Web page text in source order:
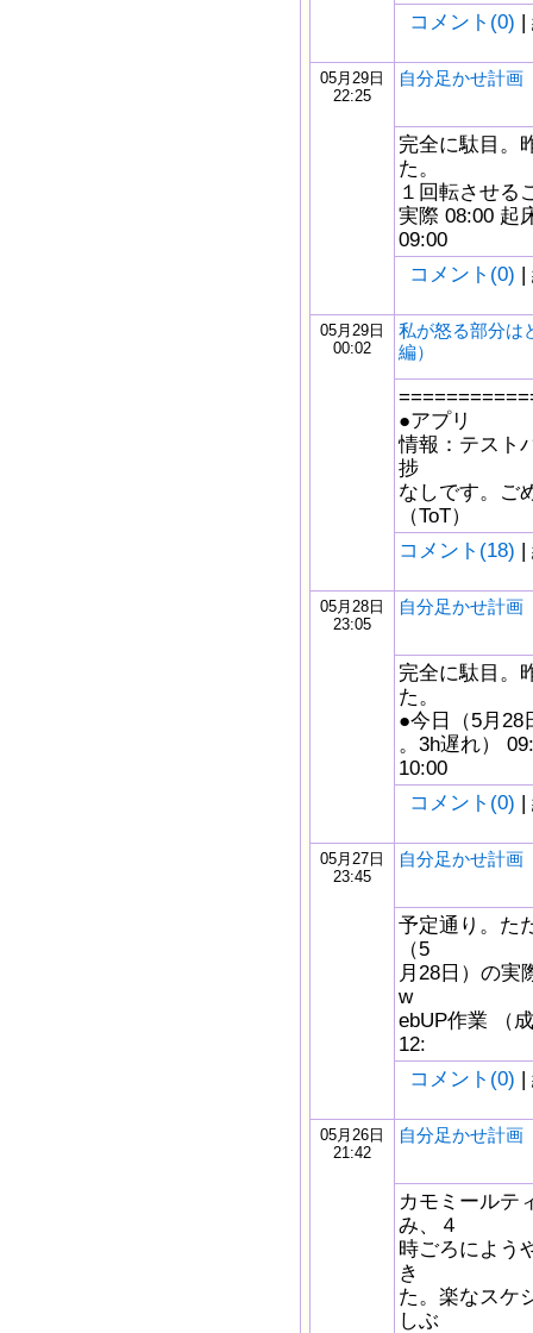
コメント(0) |
05月29日
22:25
自分足かせ計
完全に駄目。
た。
１回転させる
実際 08:00 起
09:00
コメント(0) |
05月29日
00:02
私が怒る部分は
編）
●アプリ
情報：テスト
捗
なしです。ご
（ToT）
コメント(18) |
05月28日
23:05
自分足かせ計
完全に駄目。
た。
●今日（5月28
。3h遅れ）
10:00
コメント(0) |
05月27日
23:45
自分足かせ計
予定通り。た
（5
月28日）の実
w
ebUP作業 （
12:
コメント(0) |
05月26日
21:42
自分足かせ計
カモミールテ
み、４
時ごろによう
き
た。楽なスケ
しぶ